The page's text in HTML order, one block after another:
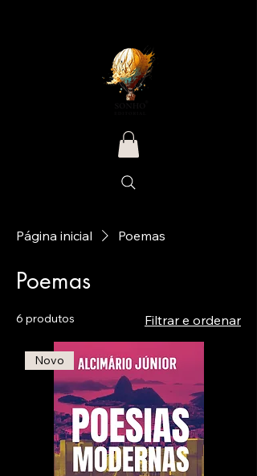
Página inicial Poemas
Poemas
6 produtos Filtrar e ordenar
Novo